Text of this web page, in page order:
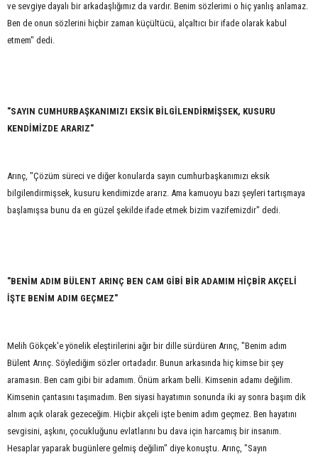
ve sevgiye dayalı bir arkadaşlığımız da vardır. Benim sözlerimi o hiç yanlış anlamaz.
Ben de onun sözlerini hiçbir zaman küçültücü, alçaltıcı bir ifade olarak kabul
etmem" dedi.
"SAYIN CUMHURBAŞKANIMIZI EKSİK BİLGİLENDİRMİŞSEK, KUSURU
KENDİMİZDE ARARIZ"
Arınç, "Çözüm süreci ve diğer konularda sayın cumhurbaşkanımızı eksik
bilgilendirmişsek, kusuru kendimizde ararız. Ama kamuoyu bazı şeyleri tartışmaya
başlamışsa bunu da en güzel şekilde ifade etmek bizim vazifemizdir" dedi.
"BENİM ADIM BÜLENT ARINÇ BEN CAM GİBİ BİR ADAMIM HİÇBİR AKÇELİ
İŞTE BENİM ADIM GEÇMEZ"
Melih Gökçek'e yönelik eleştirilerini ağır bir dille sürdüren Arınç, "Benim adım
Bülent Arınç. Söylediğim sözler ortadadır. Bunun arkasında hiç kimse bir şey
aramasın. Ben cam gibi bir adamım. Önüm arkam belli. Kimsenin adamı değilim.
Kimsenin çantasını taşımadım. Ben siyasi hayatımın sonunda iki ay sonra başım dik
alnım açık olarak gezeceğim. Hiçbir akçeli işte benim adım geçmez. Ben hayatını
sevgisini, aşkını, çocukluğunu evlatlarını bu dava için harcamış bir insanım.
Hesaplar yaparak bugünlere gelmiş değilim" diye konuştu. Arınç, "Sayın